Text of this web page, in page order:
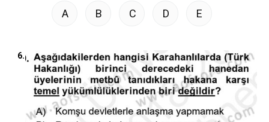
A B C D E
6.